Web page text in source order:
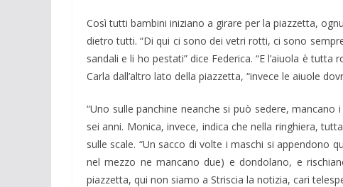
Così tutti bambini iniziano a girare per la piazzetta,
dietro tutti. “Di qui ci sono dei vetri rotti, ci sono
sandali e li ho pestati” dice Federica. “E l’aiuola è
Carla dall’altro lato della piazzetta, “invece le aiuole
“Uno sulle panchine neanche si può sedere,
sei anni. Monica, invece, indica che nella ringhiera,
sulle scale. “Un sacco di volte i maschi si appendono
nel mezzo ne mancano due) e dondolano, e
piazzetta, qui non siamo a Striscia la notizia, cari